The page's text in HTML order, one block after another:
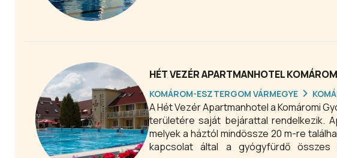
HÉT VEZÉR APARTMANHOTEL KOMÁROM
KOMÁROM-ESZTERGOM VÁRMEGYE
A Hét Vezér Apartmanhotel a Komáromi
területére saját bejárattal rendelkezik.
melyek a háztól mindössze 20 m-re
kapcsolat által a gyógyfürdő összes